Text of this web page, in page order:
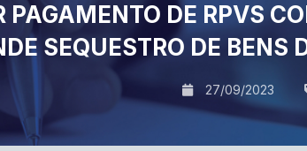
PAGAMENTO DE RPVS
SEQUESTRO DE BENS
27/09/2023